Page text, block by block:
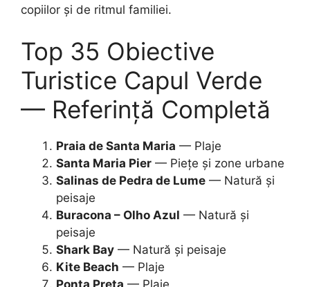
copiilor și de ritmul familiei.
Top 35 Obiective
Turistice Capul Verde
— Referință Completă
Praia de Santa Maria — Plaje
Santa Maria Pier — Piețe și zone urbane
Salinas de Pedra de Lume — Natură și
peisaje
Buracona – Olho Azul — Natură și
peisaje
Shark Bay — Natură și peisaje
Kite Beach — Plaje
Ponta Preta — Plaje